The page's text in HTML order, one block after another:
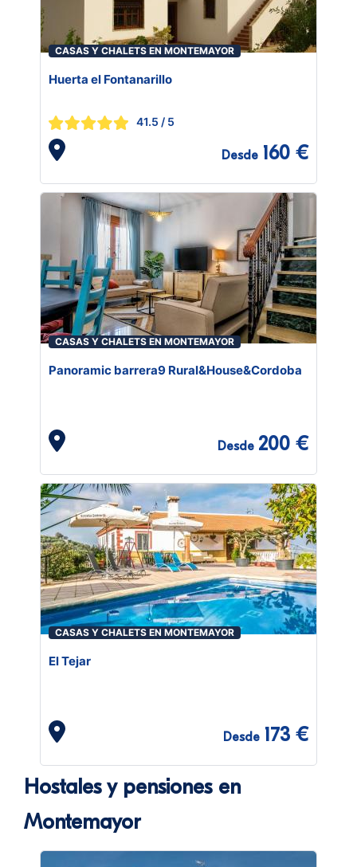
CASAS Y CHALETS EN MONTEMAYOR
Huerta el Fontanarillo
41.5 / 5
Desde 160 €
CASAS Y CHALETS EN MONTEMAYOR
Panoramic barrera9 Rural&House&Cordoba
Desde 200 €
CASAS Y CHALETS EN MONTEMAYOR
El Tejar
Desde 173 €
Hostales y pensiones en
Montemayor